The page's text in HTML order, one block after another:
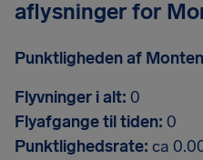
aflysninger for
Punktligheden af
Flyvninger i alt: 0
Flyafgange til tiden: 0
Punktlighedsrate: ca